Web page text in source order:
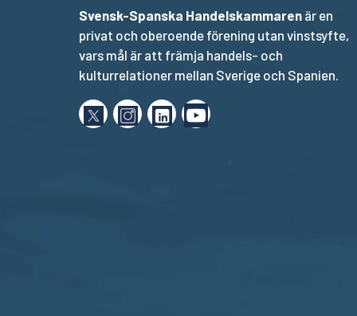
Svensk-Spanska Handelskammaren är en
privat och oberoende förening utan vinstsyfte,
vars mål är att främja handels- och
kulturrelationer mellan Sverige och Spanien.